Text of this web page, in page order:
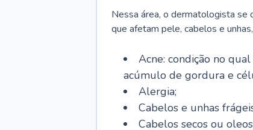
Nessa área, o dermatologista se
que afetam pele, cabelos e
Acne: condição no
acúmulo de gordura e
Alergia;
Cabelos e unhas
Cabelos secos ou